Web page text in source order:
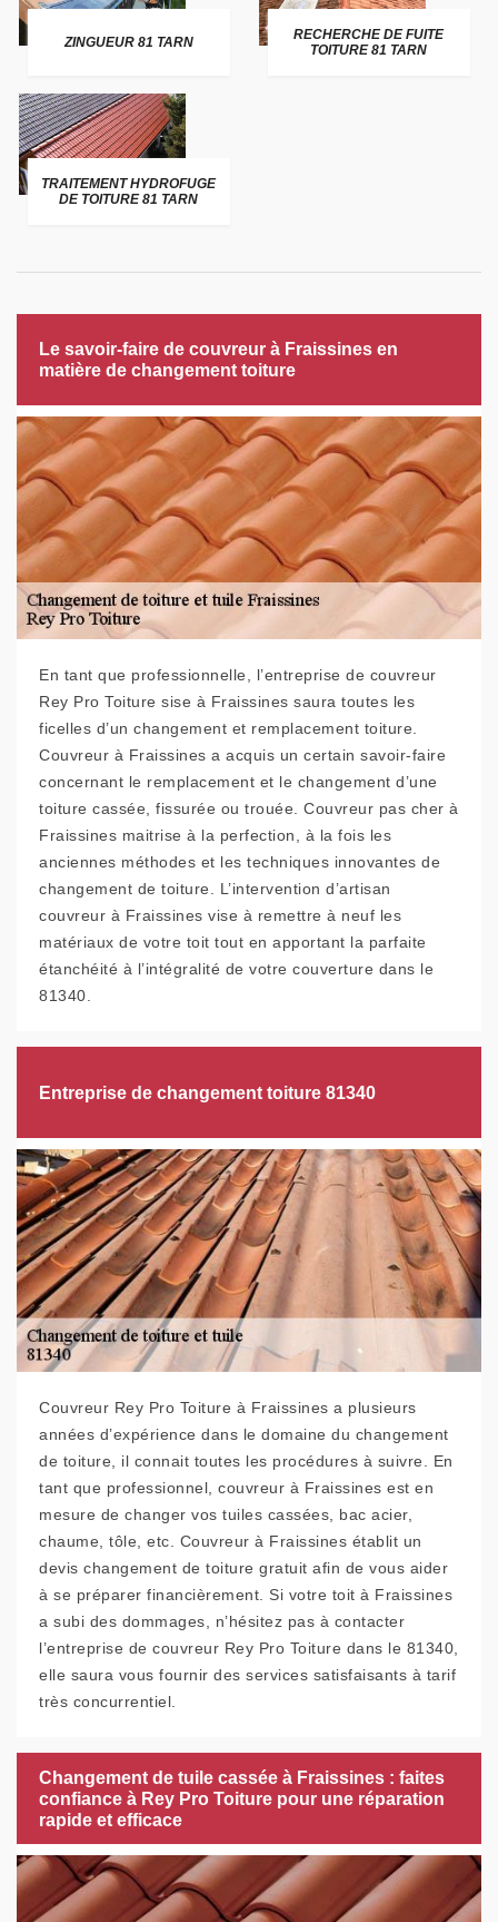
ZINGUEUR 81 TARN
RECHERCHE DE FUITE
TOITURE 81 TARN
TRAITEMENT HYDROFUGE
DE TOITURE 81 TARN
Le savoir-faire de couvreur à Fraissines en
matière de changement toiture
En tant que professionnelle, l’entreprise de couvreur
Rey Pro Toiture sise à Fraissines saura toutes les
ficelles d’un changement et remplacement toiture.
Couvreur à Fraissines a acquis un certain savoir-faire
concernant le remplacement et le changement d’une
toiture cassée, fissurée ou trouée. Couvreur pas cher à
Fraissines maitrise à la perfection, à la fois les
anciennes méthodes et les techniques innovantes de
changement de toiture. L’intervention d’artisan
couvreur à Fraissines vise à remettre à neuf les
matériaux de votre toit tout en apportant la parfaite
étanchéité à l’intégralité de votre couverture dans le
81340.
Entreprise de changement toiture 81340
Couvreur Rey Pro Toiture à Fraissines a plusieurs
années d’expérience dans le domaine du changement
de toiture, il connait toutes les procédures à suivre. En
tant que professionnel, couvreur à Fraissines est en
mesure de changer vos tuiles cassées, bac acier,
chaume, tôle, etc. Couvreur à Fraissines établit un
devis changement de toiture gratuit afin de vous aider
à se préparer financièrement. Si votre toit à Fraissines
a subi des dommages, n’hésitez pas à contacter
l’entreprise de couvreur Rey Pro Toiture dans le 81340,
elle saura vous fournir des services satisfaisants à tarif
très concurrentiel.
Changement de tuile cassée à Fraissines : faites
confiance à Rey Pro Toiture pour une réparation
rapide et efficace